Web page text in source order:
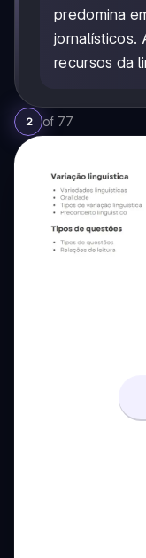
predomina
jornalísticos.
recursos da
2 of 77